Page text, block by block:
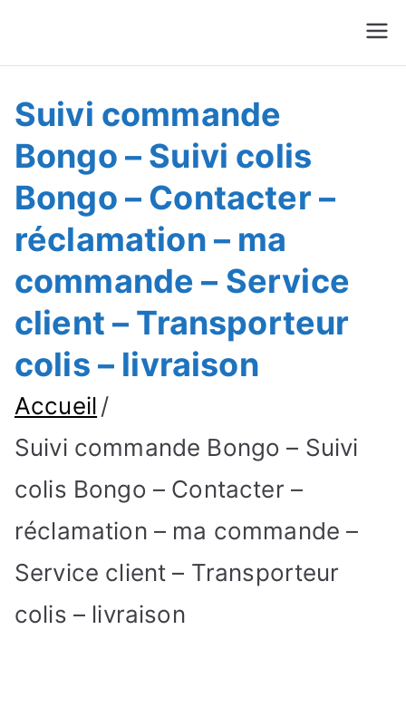
Suivre Colis - Suivre
Commande
Suivi commande
Bongo – Suivi colis
Bongo – Contacter –
réclamation – ma
commande – Service
client – Transporteur
colis – livraison
Accueil
Suivi commande Bongo – Suivi
colis Bongo – Contacter –
réclamation – ma commande –
Service client – Transporteur
colis – livraison